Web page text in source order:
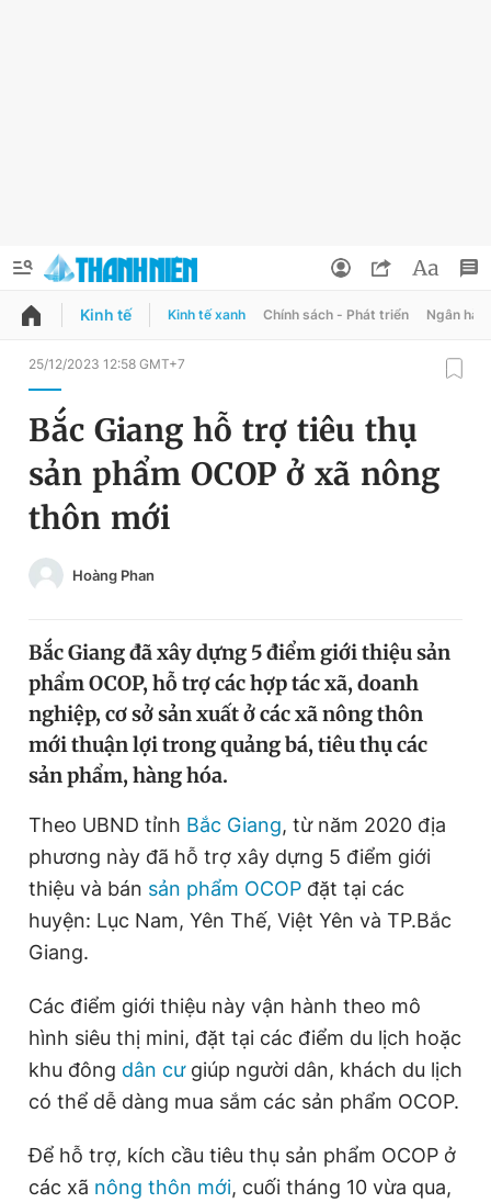
QUẢNG CÁO
Chuyên mục
Chuyên mục khác
Chào ngày mới
Tin thị trường Tin 360
Video Magazine
Sản phẩm khác
Tiện ích Bạn cần biết
Thông tin tòa soạn Liên hệ quảng cáo
Đọc Thanh Niên trên điện thoại
Theo dõi báo trên
Đổi mật khẩu
Tin đã lưu
Kinh tế Kinh tế xanh Chính sách - Phát triển Ngân
25/12/2023 12:58 GMT+7
Bắc Giang hỗ trợ tiêu thụ
sản phẩm OCOP ở xã nông
thôn mới
Hoàng Phan
Bắc Giang đã xây dựng 5 điểm giới thiệu sản
phẩm OCOP, hỗ trợ các hợp tác xã, doanh
nghiệp, cơ sở sản xuất ở các xã nông thôn
mới thuận lợi trong quảng bá, tiêu thụ các
sản phẩm, hàng hóa.
Theo UBND tỉnh Bắc Giang, từ năm 2020 địa
phương này đã hỗ trợ xây dựng 5 điểm giới
thiệu và bán sản phẩm OCOP đặt tại các
huyện: Lục Nam, Yên Thế, Việt Yên và TP.Bắc
Giang.
Các điểm giới thiệu này vận hành theo mô
hình siêu thị mini, đặt tại các điểm du lịch hoặc
khu đông dân cưgiúp người dân, khách du lịch
có thể dễ dàng mua sắm các sản phẩm OCOP.
Để hỗ trợ, kích cầu tiêu thụ sản phẩm OCOP ở
các xã nông thôn mới, cuối tháng 10 vừa qua,